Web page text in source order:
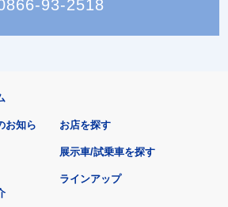
93-2518
お知ら
お店を探す
展示車/試乗車を探す
ラインアップ